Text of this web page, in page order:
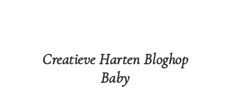
Creatieve Harten Bloghop
Baby